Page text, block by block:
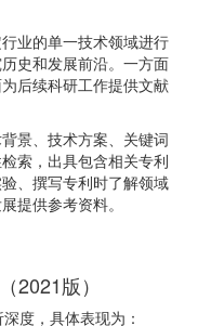
业的单一技术领域进行
史和发展前沿。一方面
后续科研工作提供文献
景、技术方案、关键词
索，出具包含相关专利
、撰写专利时了解领域
提供参考资料。
2021版）
度，具体表现为：